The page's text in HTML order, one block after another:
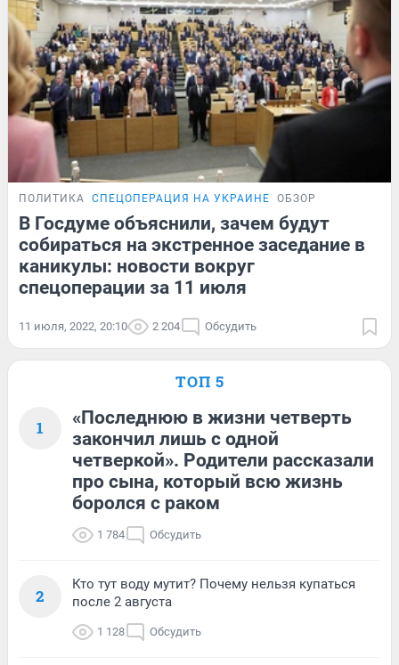
ПОЛИТИКА СПЕЦОПЕРАЦИЯ НА УКРАИНЕ ОБЗОР
В Госдуме объяснили, зачем будут
собираться на экстренное заседание в
каникулы: новости вокруг
спецоперации за 11 июля
11 июля, 2022, 20:10 2 204 Обсудить
ТОП 5
1
«Последнюю в жизни четверть
закончил лишь с одной
четверкой». Родители рассказали
про сына, который всю жизнь
боролся с раком
1 784 Обсудить
2
Кто тут воду мутит? Почему нельзя купаться
после 2 августа
1 128 Обсудить